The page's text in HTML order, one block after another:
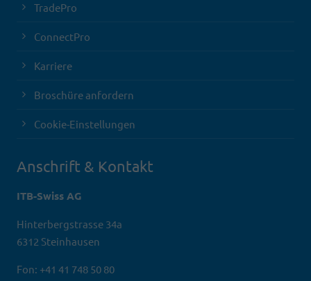
TradePro
ConnectPro
Karriere
Broschüre anfordern
Cookie-Einstellungen
Anschrift & Kontakt
ITB-Swiss AG
Hinterbergstrasse 34a
6312 Steinhausen
Fon: +41 41 748 50 80